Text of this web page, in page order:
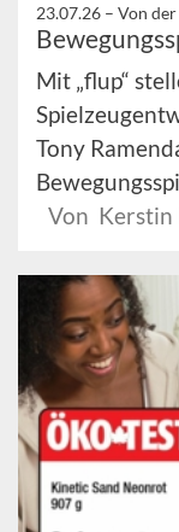
23.07.26 – Von
Mit „flup“
Tony
Von Kerstin